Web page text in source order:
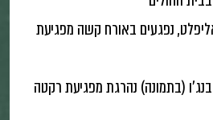
נפגעים באורח קשה מפגיעת
(בתמונה) נהרגת מפגיעת רקטה